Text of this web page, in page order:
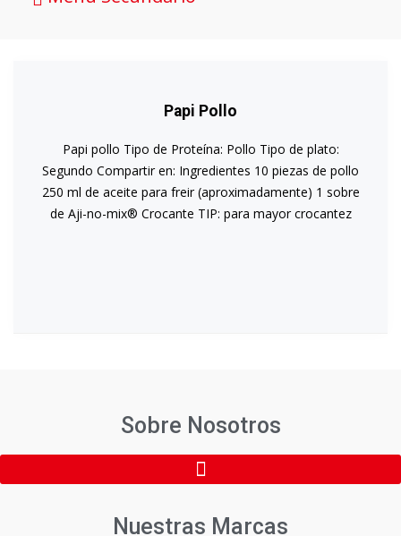
Papi Pollo
Papi pollo Tipo de Proteína: Pollo Tipo de plato:
Segundo Compartir en: Ingredientes 10 piezas de pollo
250 ml de aceite para freir (aproximadamente) 1 sobre
de Aji-no-mix® Crocante TIP: para mayor crocantez
Sobre Nosotros
Nuestras Marcas